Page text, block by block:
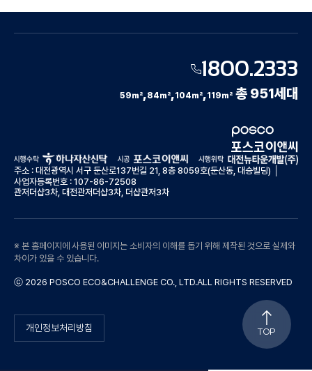
TOP
주소 : 대전광역시 서구 둔산로137번길 21, 8층 8059호(둔산동, 대승빌딩) │
사업자등록번호 : 107-86-72508
관저더샵3차, 대전관저더샵3차, 더샵관저3차
1800.2333
59㎡,84㎡,104㎡,119㎡ 총 951세대
※ 본 홈페이지에 사용된 이미지는 소비자의 이해를 돕기 위해 제작된 것으로 실제와
차이가 있을 수 있습니다.
ⓒ 2026 POSCO ECO&CHALLENGE CO., LTD.ALL RIGHTS RESERVED
개인정보처리방침